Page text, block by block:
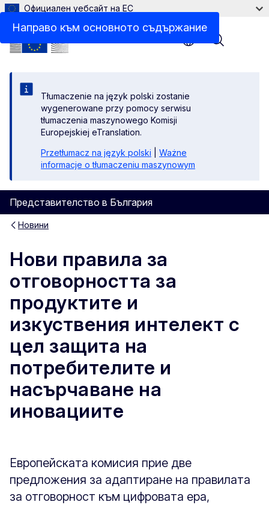
Направо към основното съдържание
Официален уебсайт на ЕС
Tłumaczenie na język polski zostanie
wygenerowane przy pomocy serwisu
tłumaczenia maszynowego Komisji
Europejskiej eTranslation.
Przetłumacz na język polski
Ważne
informacje o tłumaczeniu maszynowym
Представителство в България
Menu
Новини
Нови правила за
отговорността за
продуктите и
изкуствения интелект с
цел защита на
потребителите и
насърчаване на
иновациите
Европейската комисия прие две
предложения за адаптиране на правилата
за отговорност към цифровата ера,